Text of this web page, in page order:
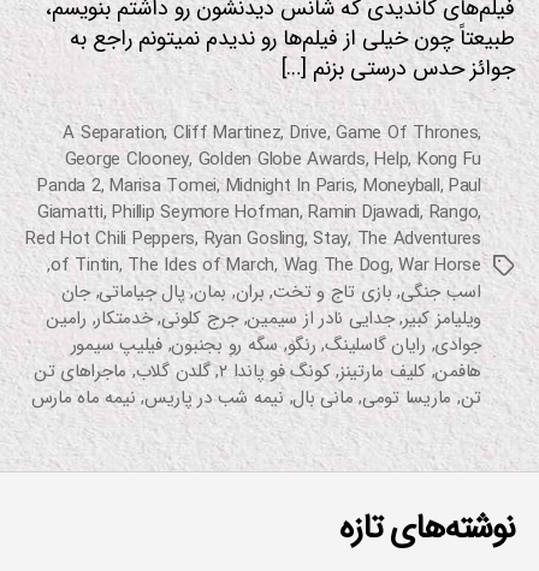
ل
س
م
ا
ل
م
س
ی
ق
فیلم‌های کاندیدی که شانس دیدنشون رو داشتم بنویسم،
طبیعتاً چون خیلی از فیلم‌ها رو ندیدم نمیتونم راجع به
جوائز حدس درستی بزنم […]
برچسب‌ها
A Separation,Cliff Martinez, Drive,Game Of Thrones,
George Clooney, Golden Globe Awards,Help,Kong Fu
Panda 2,Marisa Tomei,Midnight In Paris, Moneyball,Paul
Giamatti,Phillip Seymore Hofman,Ramin Djawadi,Rango,
Red Hot Chili Peppers, Ryan Gosling,Stay,The Adventures
of Tintin, The Ides of March, Wag The Dog,War Horse
,
اسب جنگی, بازی تاج و تخت, بران,بمان,پال جیاماتی,جان
ویلیامز کبیر,جدایی نادر از سیمین,جرج کلونی,خدمتکار, رامین
جوادی, رایان گاسلینگ, رنگو,سگه رو بجنبون,فیلیپ سیمور
هافمن,کلیف مارتینز,کونگ فو پاندا ۲ ,گلدن گلاب,ماجراهای تن
تن,ماریسا تومی,مانی بال,نیمه شب در پاریس, نیمه ماه مارس
نوشته‌های تازه